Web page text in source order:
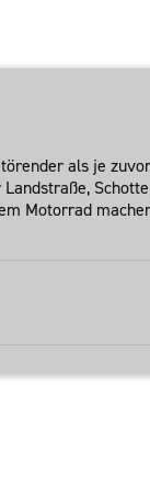
als je
Motorrad